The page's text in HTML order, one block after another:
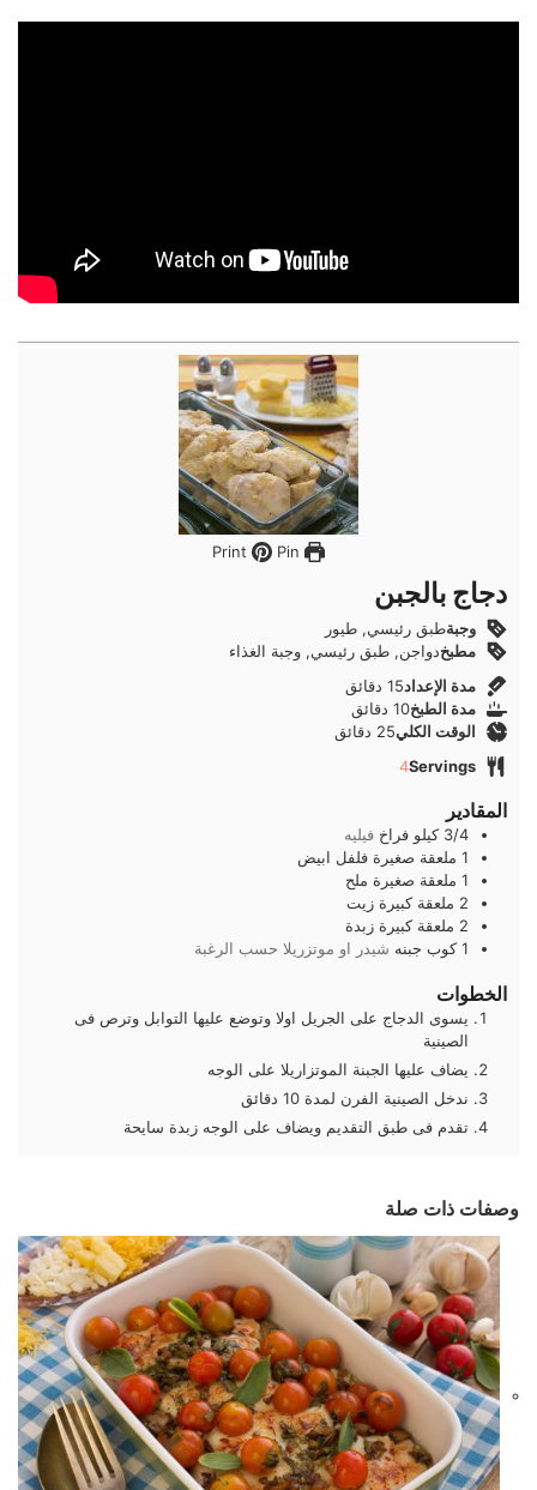
Pin
دجاج بالجبن
وجبةطبق رئيسي, طيور
مطبخدواجن, طبق رئيسي, وجبة الغذاء
مدة الإعداد15دقائق
دقائق
مدة الطبخ10دقائق
دقائق
الوقت الكلي25 دقائق
دقائق
Servings
4
المقادير
3/4 كيلو فراخ فيليه
1 ملعقة صغيرة فلفل ابيض
1 ملعقة صغيرة ملح
2 ملعقة كبيرة زيت
2 ملعقة كبيرة زبدة
1 كوب جبنه شيدر او موتزريلا حسب الرغبة
الخطوات
يسوى الدجاج على الجريل اولا وتوضع عليها التوابل وترص فى
الصينية
يضاف عليها الجبنة الموتزاريلا على الوجه
ندخل الصينية الفرن لمدة 10 دقائق
تقدم فى طبق التقديم ويضاف على الوجه زبدة سايحة
وصفات ذات صلة